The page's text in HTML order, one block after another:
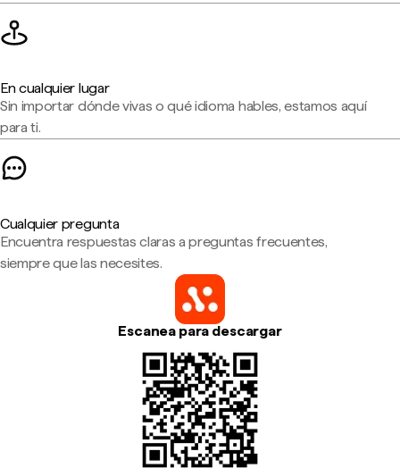
En cualquier lugar
Sin importar dónde vivas o qué idioma hables, estamos aquí
para ti.
Cualquier pregunta
Encuentra respuestas claras a preguntas frecuentes,
siempre que las necesites.
Escanea para descargar